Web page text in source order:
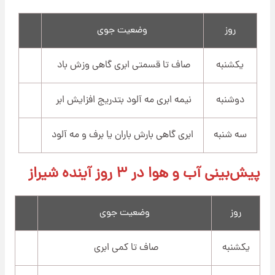
روز وضعیت جوی
یکشنبه صاف تا قسمتی ابری گاهی وزش باد
دوشنبه نیمه ابری مه آلود بتدریج افزایش ابر
سه شنبه ابری گاهی بارش باران یا برف و مه آلود
پیش‌بینی آب و هوا در ۳ روز آینده شیراز
روز وضعیت جوی
یکشنبه صاف تا کمی ابری